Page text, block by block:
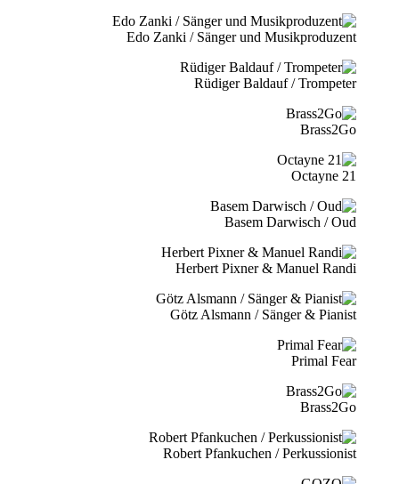
Edo Zanki / Sänger und Musikproduzent
Rüdiger Baldauf / Trompeter
Brass2Go
21 Octayne
Basem Darwisch / Oud
Herbert Pixner & Manuel Randi
Götz Alsmann / Sänger & Pianist
Primal Fear
Brass2Go
Robert Pfankuchen / Perkussionist